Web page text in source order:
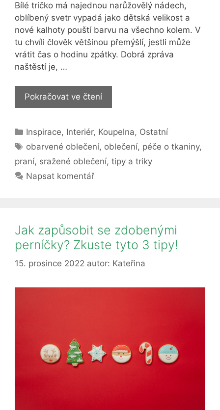
Bílé tričko má najednou narůžovělý nádech,
oblíbený svetr vypadá jako dětská velikost a
nové kalhoty pouští barvu na všechno kolem. V
tu chvíli člověk většinou přemýšlí, jestli může
vrátit čas o hodinu zpátky. Dobrá zpráva
naštěstí je, …
Pokračovat ve čteníTriky
pro
praní:
Jak
na
obarvené
Rubriky
Inspirace, Interiér, Koupelna, Ostatní
Štítky
obarvené oblečení, oblečení, péče o tkaniny,
praní, sražené oblečení, tipy a triky
Napsat komentář
Jak zapůsobit se zdobenými
perníčky? Zkuste tyto 3 tipy!
15. prosince 2022 autor: Kateřina